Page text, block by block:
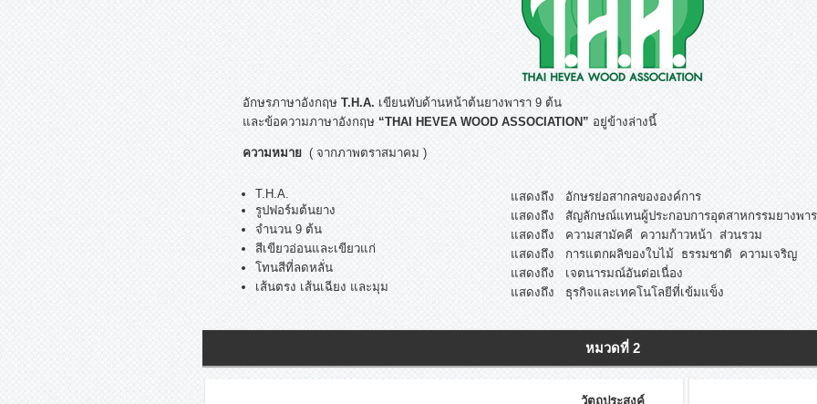
อักษรภาษาอังกฤษ T.H.A. เขียนทับด้านหน้าต้นยางพารา 9 ต้น
และข้อความภาษาอังกฤษ “THAI HEVEA WOOD ASSOCIATION” อยู่ข้างล่างนี้
ความหมาย ( จากภาพตราสมาคม )
T.H.A.
รูปฟอร์มต้นยาง
จำนวน 9 ต้น
สีเขียวอ่อนและเขียวแก่
โทนสีที่ลดหลั่น
เส้นตรง เส้นเฉียง และมุม
แสดงถึง อักษรย่อสากลขององค์การ
แสดงถึง สัญลักษณ์แทนผู้ประกอบการอุตสาหกรรมยางพา
แสดงถึง ความสามัคคี ความก้าวหน้า ส่วนรวม
แสดงถึง การแตกผลิของใบไม้ ธรรมชาติ ความเจริญ
แสดงถึง เจตนารมณ์อันต่อเนื่อง
แสดงถึง ธุรกิจและเทคโนโลยีที่เข้มแข็ง
หมวดที่ 2
วัตถุประสงค์